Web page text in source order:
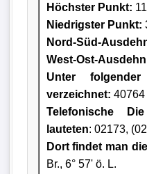
Höchster Punkt:
Niedrigster Punkt:
Nord-Süd-
West-Ost-
Unter
verzeichnet: 40764
Telefonische
lauteten: 02173,
Dort findet man
Br., 6° 57' ö. L.